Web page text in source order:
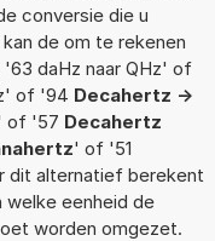
conversie die u
de om te rekenen
daHz naar QHz' of
of '94 Decahertz ->
of '57 Decahertz
' of '51
dit alternatief berekent
welke eenheid de
worden omgezet.